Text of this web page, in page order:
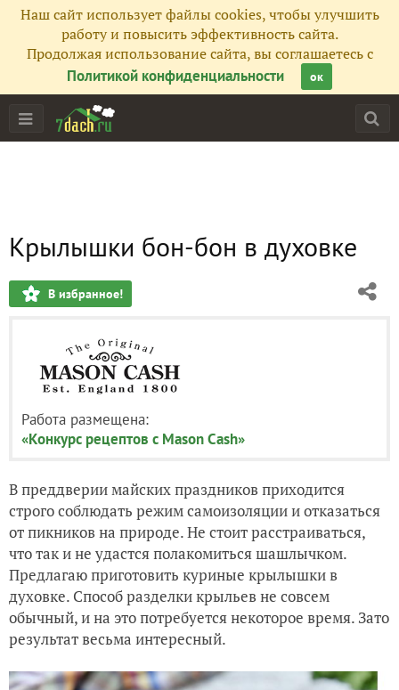
Наш сайт использует файлы cookies, чтобы улучшить
работу и повысить эффективность сайта.
Продолжая использование сайта, вы соглашаетесь с
Политикой конфиденциальности
ок
Крылышки бон-бон в духовке
В избранное!
Работа размещена:
«Конкурс рецептов с Mason Cash»
В преддверии майских праздников приходится
строго соблюдать режим самоизоляции и отказаться
от пикников на природе. Не стоит расстраиваться,
что так и не удастся полакомиться шашлычком.
Предлагаю приготовить куриные крылышки в
духовке. Способ разделки крыльев не совсем
обычный, и на это потребуется некоторое время. Зато
результат весьма интересный.